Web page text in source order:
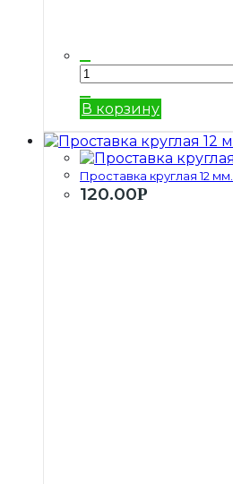
В корзину
Проставка круглая 12 мм.
120.00Р